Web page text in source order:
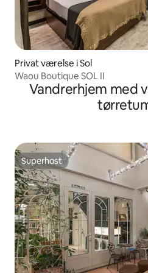
Privat værelse i Sol
Waou Boutique SOL II
Vandrerhjem med
Superhost
Superhost